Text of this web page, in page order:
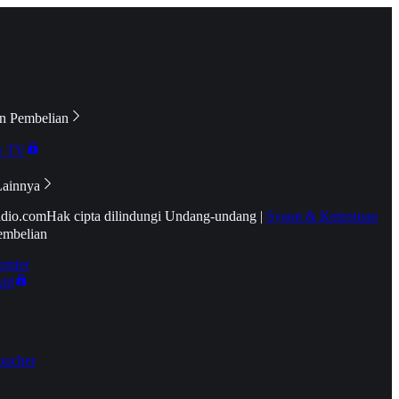
Pembelian
TV
Hak cipta dilindungi Undang-undang | Syarat & Ketentuan